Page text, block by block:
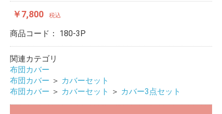
￥7,800 税込
商品コード： 180-3P
関連カテゴリ
布団カバー
布団カバー ＞ カバーセット
布団カバー ＞ カバーセット ＞ カバー3点セット